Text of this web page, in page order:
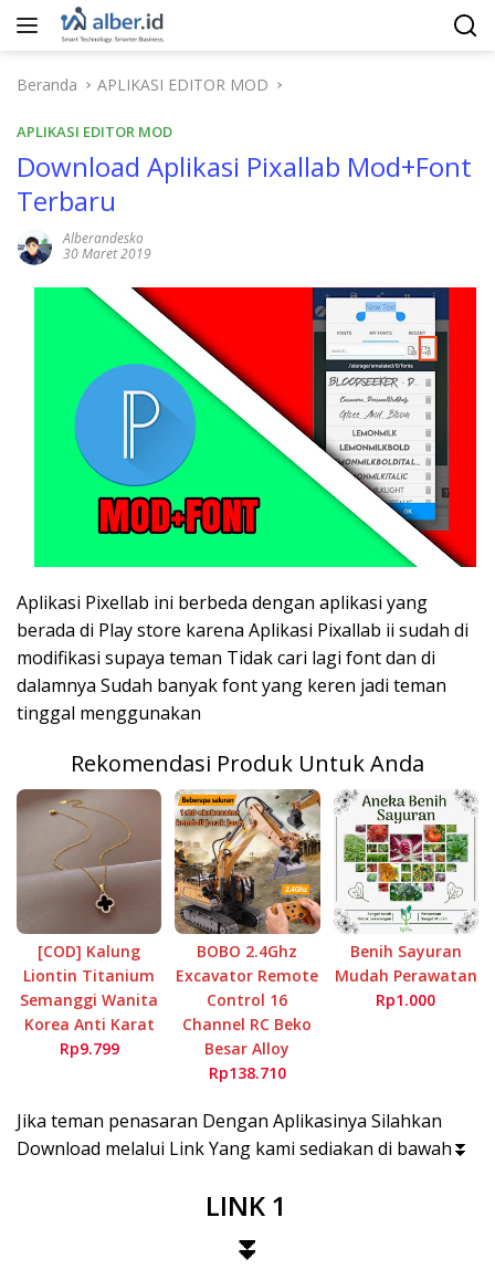
Langsung
Beranda
APLIKASI EDITOR MOD
APLIKASI EDITOR MOD
Download Aplikasi Pixallab Mod+Font
Terbaru
Alberandesko
30 Maret 2019
Aplikasi Pixellab ini berbeda dengan aplikasi yang
berada di Play store karena Aplikasi Pixallab ii sudah di
modifikasi supaya teman Tidak cari lagi font dan di
dalamnya Sudah banyak font yang keren jadi teman
tinggal menggunakan
Rekomendasi Produk Untuk Anda
[COD] Kalung
Liontin Titanium
Semanggi Wanita
Korea Anti Karat
Rp9.799
BOBO 2.4Ghz
Excavator Remote
Control 16
Channel RC Beko
Besar Alloy
Rp138.710
Benih Sayuran
Mudah Perawatan
Rp1.000
Jika teman penasaran Dengan Aplikasinya Silahkan
Download melalui Link Yang kami sediakan di bawah⏬
LINK 1
⏬